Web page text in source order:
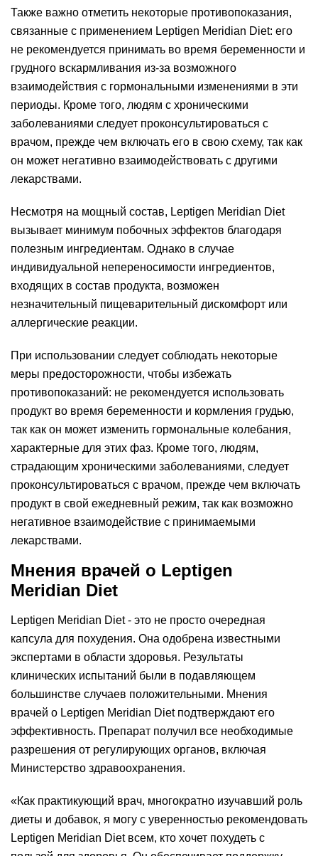
Также важно отметить некоторые противопоказания,
связанные с применением Leptigen Meridian Diеt: его
не рекомендуется принимать во время беременности и
грудного вскармливания из-за возможного
взаимодействия с гормональными изменениями в эти
периоды. Кроме того, людям с хроническими
заболеваниями следует проконсультироваться с
врачом, прежде чем включать его в свою схему, так как
он может негативно взаимодействовать с другими
лекарствами.
Несмотря на мощный состав, Leptigen Meridian Diеt
вызывает минимум побочных эффектов благодаря
полезным ингредиентам. Однако в случае
индивидуальной непереносимости ингредиентов,
входящих в состав продукта, возможен
незначительный пищеварительный дискомфорт или
аллергические реакции.
При использовании следует соблюдать некоторые
меры предосторожности, чтобы избежать
противопоказаний: не рекомендуется использовать
продукт во время беременности и кормления грудью,
так как он может изменить гормональные колебания,
характерные для этих фаз. Кроме того, людям,
страдающим хроническими заболеваниями, следует
проконсультироваться с врачом, прежде чем включать
продукт в свой ежедневный режим, так как возможно
негативное взаимодействие с принимаемыми
лекарствами.
Мнения врачей о Leptigen
Meridian Diеt
Leptigen Meridian Diеt - это не просто очередная
капсула для похудения. Она одобрена известными
экспертами в области здоровья. Результаты
клинических испытаний были в подавляющем
большинстве случаев положительными. Мнения
врачей о Leptigen Meridian Diеt подтверждают его
эффективность. Препарат получил все необходимые
разрешения от регулирующих органов, включая
Министерство здравоохранения.
«Как практикующий врач, многократно изучавший роль
диеты и добавок, я могу с уверенностью рекомендовать
Leptigen Meridian Diеt всем, кто хочет похудеть с